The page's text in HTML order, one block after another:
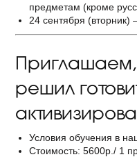
предметам (кроме
24 сентября
Приглашаем,
решил
Условия обучения в
Стоимость: 5600р./ 1